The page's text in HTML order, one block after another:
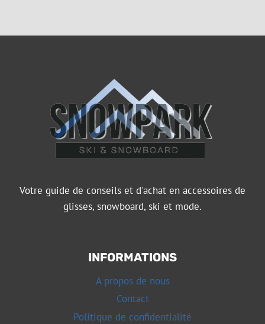
Votre guide de conseils et d'achat en accessoires de
glisses, snowboard, ski et mode.
INFORMATIONS
A propos de nous
Contact
Politique de confidentialité